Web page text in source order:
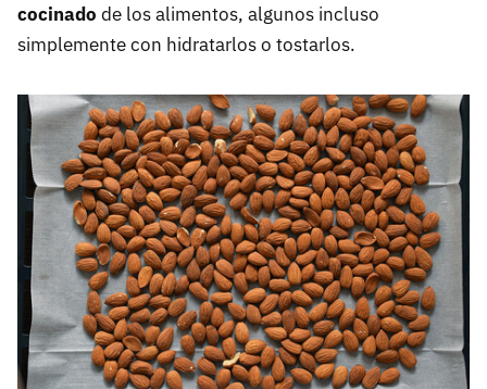
cocinado de los alimentos, algunos incluso
simplemente con hidratarlos o tostarlos.